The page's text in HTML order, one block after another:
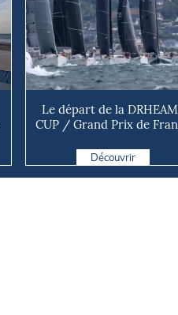
Le départ de la
CUP / Grand Prix de
Découvrir